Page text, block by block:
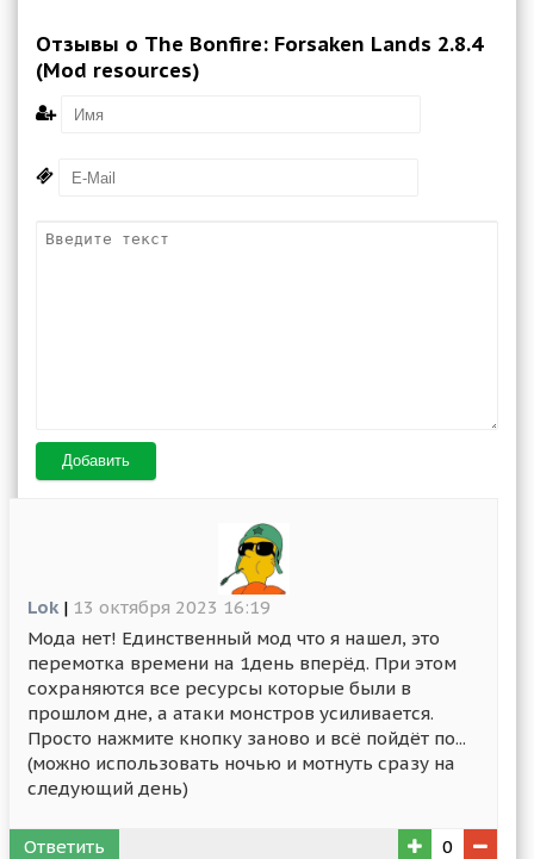
Отзывы о The Bonfire: Forsaken Lands 2.8.4
(Mod resources)
Добавить
Lok | 13 октября 2023 16:19
Мода нет! Единственный мод что я нашел, это
перемотка времени на 1день вперёд. При этом
сохраняются все ресурсы которые были в
прошлом дне, а атаки монстров усиливается.
Просто нажмите кнопку заново и всё пойдёт по...
(можно использовать ночью и мотнуть сразу на
следующий день)
Ответить 0